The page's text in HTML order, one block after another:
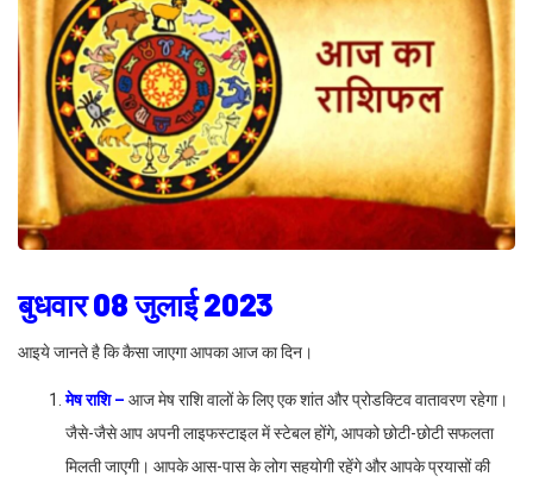
बुधवार 08 जुलाई 2023
आइये जानते है कि कैसा जाएगा आपका आज का दिन।
मेष राशि – आज मेष राशि वालों के लिए एक शांत और प्रोडक्टिव वातावरण रहेगा।
जैसे-जैसे आप अपनी लाइफस्टाइल में स्टेबल होंगे, आपको छोटी-छोटी सफलता
मिलती जाएगी। आपके आस-पास के लोग सहयोगी रहेंगे और आपके प्रयासों की